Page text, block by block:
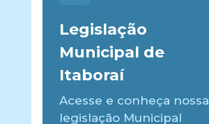
Legislação
Municipal de
Itaboraí
Acesse e conheça nossa
legislação Municipal